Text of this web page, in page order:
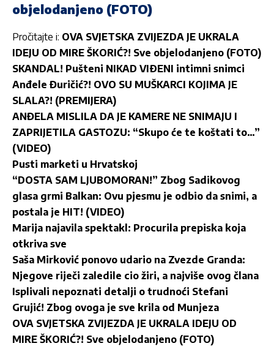
objelodanjeno (FOTO)
Pročitajte i: OVA SVJETSKA ZVIJEZDA JE UKRALA
IDEJU OD MIRE ŠKORIĆ?! Sve objelodanjeno (FOTO)
SKANDAL! Pušteni NIKAD VIÐENI intimni snimci
Anđele Đuričić?! OVO SU MUŠKARCI KOJIMA JE
SLALA?! (PREMIJERA)
ANĐELA MISLILA DA JE KAMERE NE SNIMAJU I
ZAPRIJETILA GASTOZU: “Skupo će te koštati to…”
(VIDEO)
Pusti marketi u Hrvatskoj
“DOSTA SAM LJUBOMORAN!” Zbog Sadikovog
glasa grmi Balkan: Ovu pjesmu je odbio da snimi, a
postala je HIT! (VIDEO)
Marija najavila spektakl: Procurila prepiska koja
otkriva sve
Saša Mirković ponovo udario na Zvezde Granda:
Njegove riječi zaledile cio žiri, a najviše ovog člana
Isplivali nepoznati detalji o trudnoći Stefani
Grujić! Zbog ovoga je sve krila od Munjeza
OVA SVJETSKA ZVIJEZDA JE UKRALA IDEJU OD
MIRE ŠKORIĆ?! Sve objelodanjeno (FOTO)